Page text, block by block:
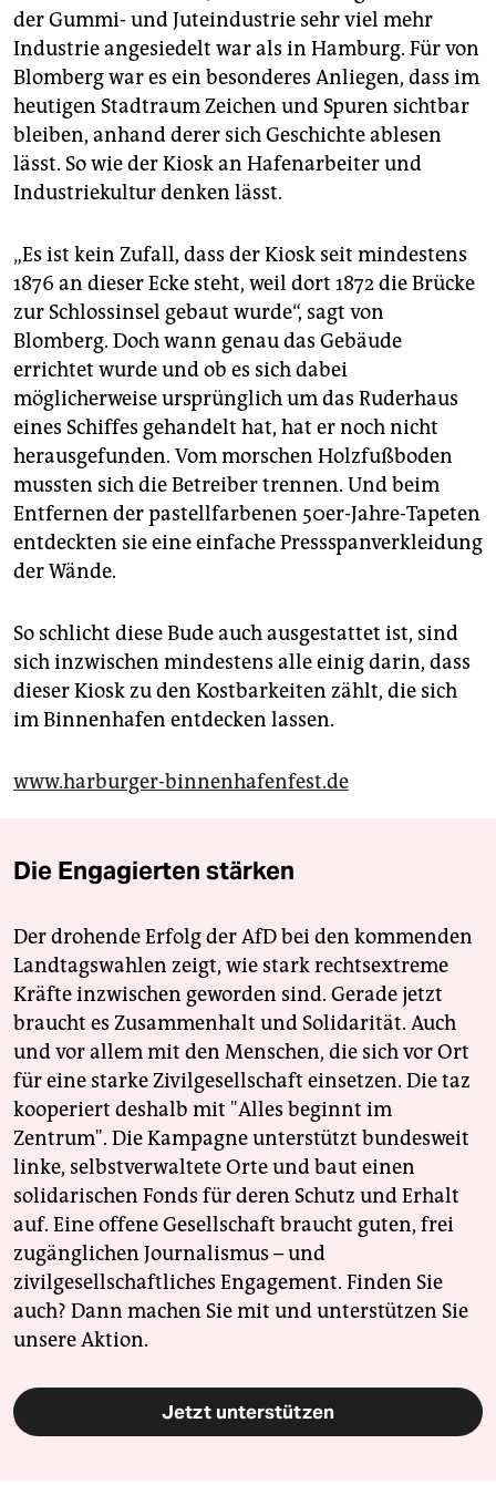
der Gummi- und Juteindustrie sehr viel mehr
Industrie angesiedelt war als in Hamburg. Für von
Blomberg war es ein besonderes Anliegen, dass im
heutigen Stadtraum Zeichen und Spuren sichtbar
bleiben, anhand derer sich Geschichte ablesen
lässt. So wie der Kiosk an Hafenarbeiter und
Industriekultur denken lässt.
„Es ist kein Zufall, dass der Kiosk seit mindestens
1876 an dieser Ecke steht, weil dort 1872 die Brücke
zur Schlossinsel gebaut wurde“, sagt von
Blomberg. Doch wann genau das Gebäude
errichtet wurde und ob es sich dabei
möglicherweise ursprünglich um das Ruderhaus
eines Schiffes gehandelt hat, hat er noch nicht
herausgefunden. Vom morschen Holzfußboden
mussten sich die Betreiber trennen. Und beim
Entfernen der pastellfarbenen 50er-Jahre-Tapeten
entdeckten sie eine einfache Pressspanverkleidung
der Wände.
So schlicht diese Bude auch ausgestattet ist, sind
sich inzwischen mindestens alle einig darin, dass
dieser Kiosk zu den Kostbarkeiten zählt, die sich
im Binnenhafen entdecken lassen.
www.harburger-binnenhafenfest.de
Die Engagierten stärken
Der drohende Erfolg der AfD bei den kommenden
Landtagswahlen zeigt, wie stark rechtsextreme
Kräfte inzwischen geworden sind. Gerade jetzt
braucht es Zusammenhalt und Solidarität. Auch
und vor allem mit den Menschen, die sich vor Ort
für eine starke Zivilgesellschaft einsetzen. Die taz
kooperiert deshalb mit "Alles beginnt im
Zentrum". Die Kampagne unterstützt bundesweit
linke, selbstverwaltete Orte und baut einen
solidarischen Fonds für deren Schutz und Erhalt
auf. Eine offene Gesellschaft braucht guten, frei
zugänglichen Journalismus – und
zivilgesellschaftliches Engagement. Finden Sie
auch? Dann machen Sie mit und unterstützen Sie
unsere Aktion.
Jetzt unterstützen